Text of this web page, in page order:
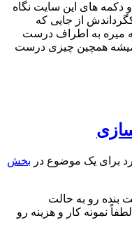
های این سایت نگاه
از جایی که
به اطراف درست
5! چطور میشه همچین چیزی درست
یک موضوع در بخش
رو به حالت
نمونه کار و هزینه رو